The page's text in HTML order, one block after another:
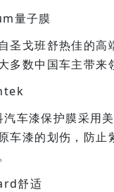
量子膜
圣戈班舒热佳的
多数中国车主带来
车漆保护膜采用
车漆的划伤，防
舒适